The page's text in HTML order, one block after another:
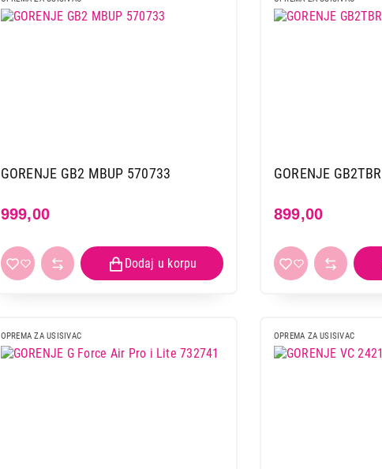
GORENJE GB2 MBUP 570733
999,00
GORENJE GB2TBR
899,00
OPREMA ZA USISIVAC OPREMA ZA USISIVAC
Proizvod je dodat u korpu.
Nastavi kupovinu